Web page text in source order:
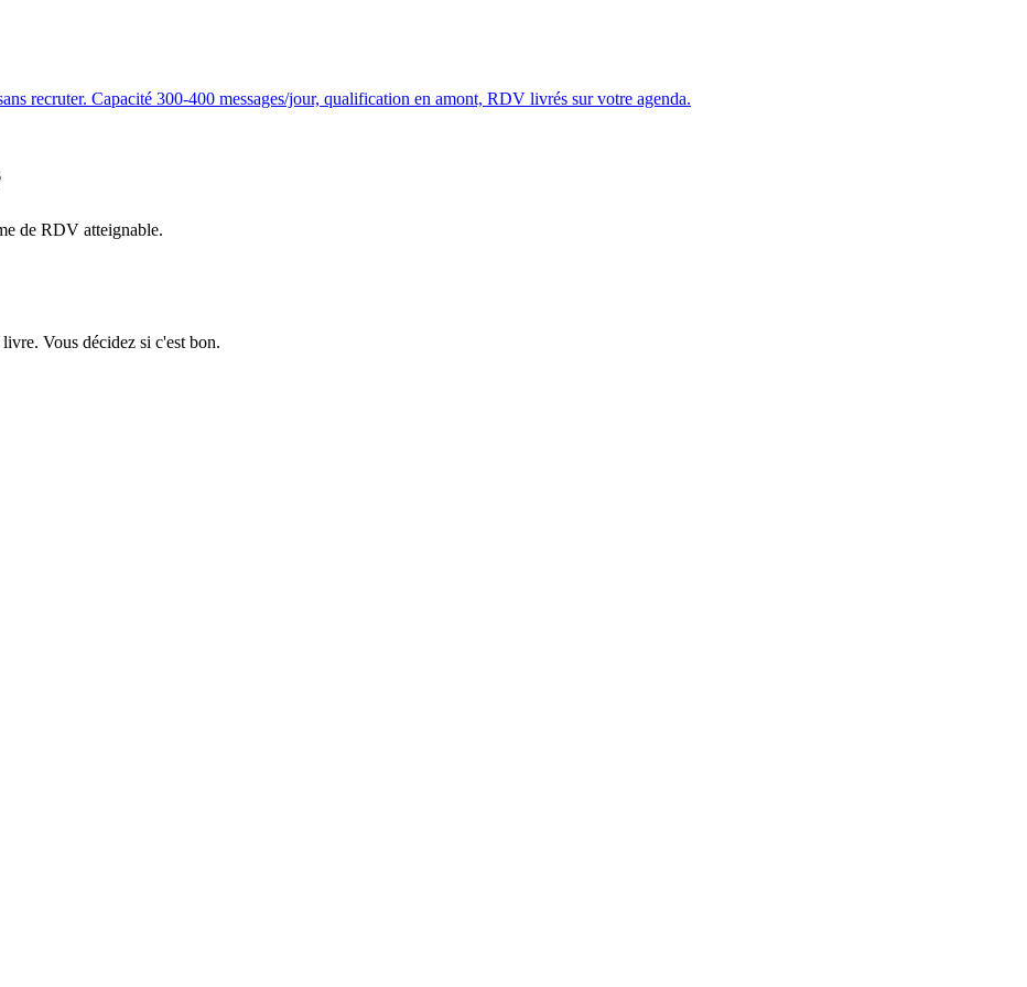
recruter. Capacité 300-400 messages/jour, qualification en amont, RDV livrés sur votre agenda.
de RDV atteignable.
Vous décidez si c'est bon.